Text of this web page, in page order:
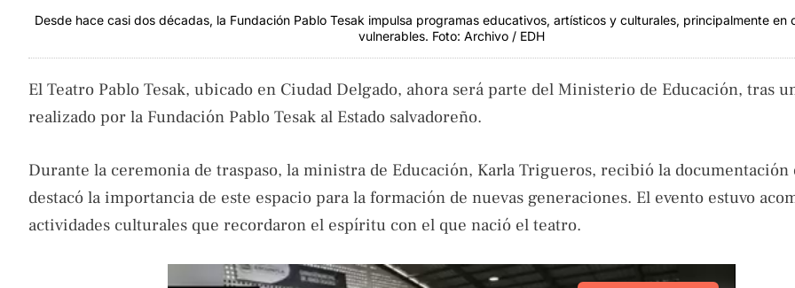
Desde hace casi dos décadas, la Fundación Pablo Tesak impulsa programas educativos, artísticos y culturales, principalmente en
vulnerables. Foto: Archivo / EDH
El Teatro Pablo Tesak, ubicado en Ciudad Delgado, ahora será parte del Ministerio de Educación, tras
realizado por la Fundación Pablo Tesak al Estado salvadoreño.
Durante la ceremonia de traspaso, la ministra de Educación, Karla Trigueros, recibió la documentación
destacó la importancia de este espacio para la formación de nuevas generaciones. El evento estuvo
actividades culturales que recordaron el espíritu con el que nació el teatro.